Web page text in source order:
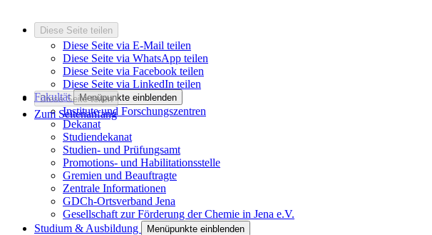
Diese Seite teilen
Diese Seite via E-Mail teilen
Diese Seite via WhatsApp teilen
Diese Seite via Facebook teilen
Diese Seite via LinkedIn teilen
Diese Seite teilen
Zum Seitenanfang
Fakultät Menüpunkte einblenden
Institute und Forschungszentren
Dekanat
Studiendekanat
Studien- und Prüfungsamt
Promotions- und Habilitationsstelle
Gremien und Beauftragte
Zentrale Informationen
GDCh-Ortsverband Jena
Gesellschaft zur Förderung der Chemie in Jena e.V.
Studium & Ausbildung
Menüpunkte einblenden